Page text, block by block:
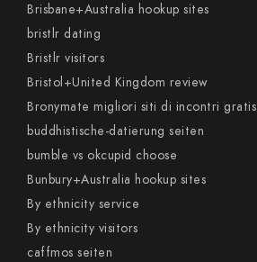
Brisbane+Australia hookup sites
bristlr dating
Bristlr visitors
Bristol+United Kingdom review
Bronymate migliori siti di incontri gratis
buddhistische-datierung seiten
bumble vs okcupid choose
Bunbury+Australia hookup sites
By ethnicity service
By ethnicity visitors
caffmos seiten